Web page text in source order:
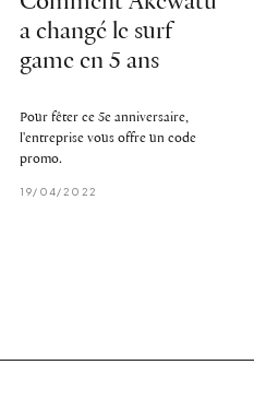
a changé le surf
game en 5 ans
Pour fêter ce 5e anniversaire,
l'entreprise vous offre un code
promo.
19/04/2022